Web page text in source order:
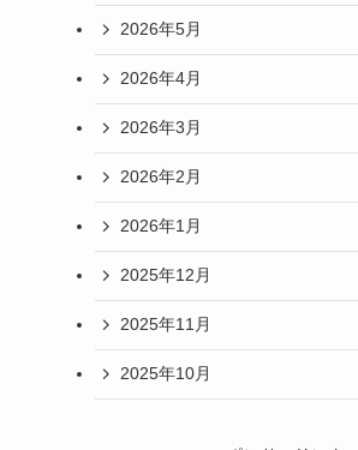
2026年5月
2026年4月
2026年3月
2026年2月
2026年1月
2025年12月
2025年11月
2025年10月